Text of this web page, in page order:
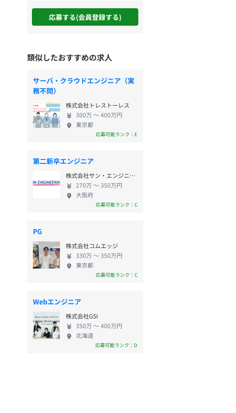
応募する(会員登録する)
類似したおすすめの求人
サーバ・クラウドエンジニア（実
務不問）
株式会社トレストーレス
300万 〜 400万円
東京都
応募可能ランク：E
第二新卒エンジニア
株式会社サン・エンジニアリング
270万 〜 350万円
大阪府
応募可能ランク：C
PG
株式会社コムエッジ
330万 〜 350万円
東京都
応募可能ランク：C
Webエンジニア
株式会社GSI
350万 〜 400万円
北海道
応募可能ランク：D